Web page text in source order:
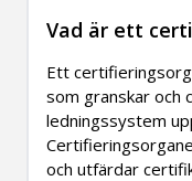
Vad är ett
Ett
som granskar
ledningssystem
och utfärdar